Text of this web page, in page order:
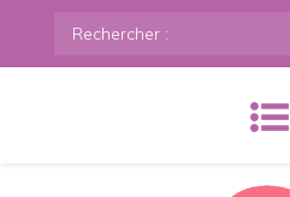
Rechercher
: